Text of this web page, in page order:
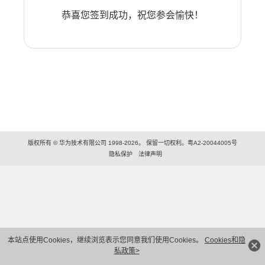
本站点使用Cookies，继续浏览表示您同意我们使用Cookies。 Cookies和隐
私政策>
恭喜您签到成功，祝您参会愉快！
版权所有 © 华为技术有限公司 1998-2026。 保留一切权利。粤A2-20044005号
隐私保护
法律声明